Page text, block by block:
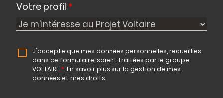
Votre profil *
J'accepte que mes données personnelles, recueillies
dans ce formulaire, soient traitées par le groupe
VOLTAIRE *.En savoir plus sur la gestion de mes
données et mes droits.